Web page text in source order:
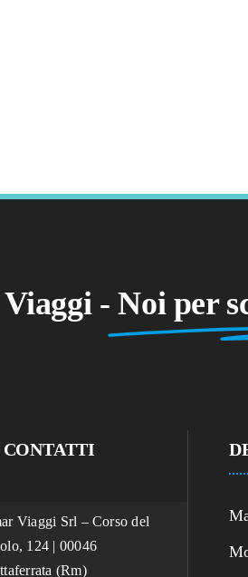
-Noi per
Viaggi Srl – Corso del
124 | 00046
(Rm)